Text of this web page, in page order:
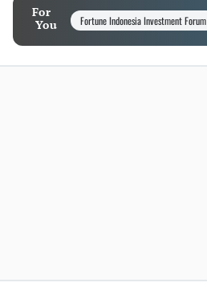
For
You
Fortune Indonesia Investment Forum